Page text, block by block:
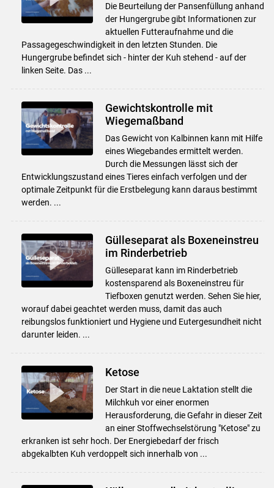
Die Beurteilung der Pansenfüllung anhand
der Hungergrube gibt Informationen zur
aktuellen Futteraufnahme und die
Passagegeschwindigkeit in den letzten Stunden. Die
Hungergrube befindet sich - hinter der Kuh stehend - auf der
linken Seite. Das ...
Gewichtskontrolle mit
Wiegemaßband
Das Gewicht von Kalbinnen kann mit Hilfe
eines Wiegebandes ermittelt werden.
Durch die Messungen lässt sich der
Entwicklungszustand eines Tieres einfach verfolgen und der
optimale Zeitpunkt für die Erstbelegung kann daraus bestimmt
werden. ...
Gülleseparat als Boxeneinstreu
im Rinderbetrieb
Gülleseparat kann im Rinderbetrieb
kostensparend als Boxeneinstreu für
Tiefboxen genutzt werden. Sehen Sie hier,
worauf dabei geachtet werden muss, damit das auch
reibungslos funktioniert und Hygiene und Eutergesundheit nicht
darunter leiden. ...
Ketose
Der Start in die neue Laktation stellt die
Milchkuh vor einer enormen
Herausforderung, die Gefahr in dieser Zeit
an einer Stoffwechselstörung "Ketose" zu
erkranken ist sehr hoch. Der Energiebedarf der frisch
abgekalbten Kuh verdoppelt sich innerhalb von ...